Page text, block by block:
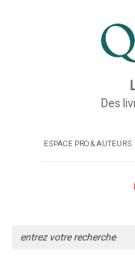
Des
ESPACE PRO & AUTEURS